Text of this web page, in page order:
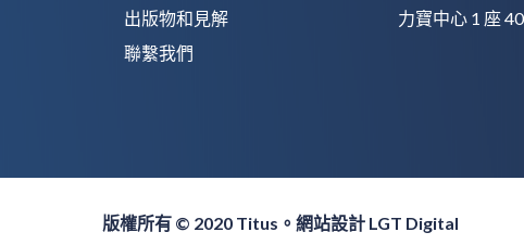
出版物和見解
聯繫我們
力寶中心 1 座
版權所有 © 2020 Titus。網站設計 LGT Digital